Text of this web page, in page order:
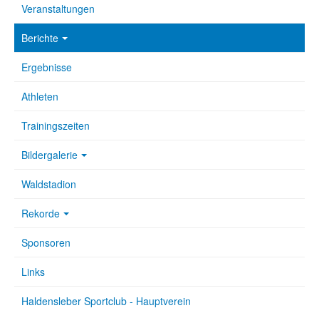
Veranstaltungen
Berichte
Ergebnisse
Athleten
Trainingszeiten
Bildergalerie
Waldstadion
Rekorde
Sponsoren
Links
Haldensleber Sportclub - Hauptverein